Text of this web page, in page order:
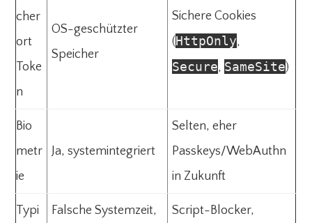
cher
ort
Toke
n
OS-geschützter
Speicher
Sichere Cookies
(HttpOnly,
Secure, SameSite)
Bio
metr
ie
Ja, systemintegriert
Selten, eher
Passkeys/WebAuthn
in Zukunft
Typi
Falsche Systemzeit,
Script-Blocker,